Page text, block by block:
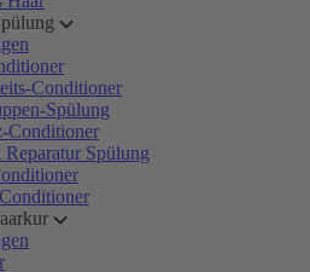
Conditioner
Spülung
Conditioner
Spülung